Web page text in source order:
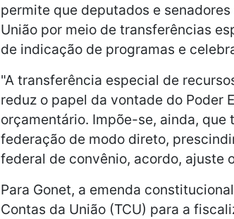
permite que deputados e
União por meio de transferências
de indicação de programas e
"A transferência especial de
reduz o papel da vontade do Poder
orçamentário. Impõe-se, ainda,
federação de modo direto,
federal de convênio, acordo, ajuste
Para Gonet, a emenda
Contas da União (TCU) para a